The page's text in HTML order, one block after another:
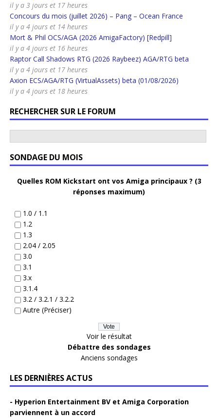
il y a 3 jours et 17 heures
Concours du mois (juillet 2026) – Pang – Ocean France
il y a 4 jours et 14 heures
Mort & Phil OCS/AGA (2026 AmigaFactory) [Redpill]
il y a 4 jours et 16 heures
Raptor Call Shadows RTG (2026 Raybeez) AGA/RTG beta
il y a 4 jours et 17 heures
Axion ECS/AGA/RTG (VirtualAssets) beta (01/08/2026)
il y a 4 jours et 18 heures
RECHERCHER SUR LE FORUM
SONDAGE DU MOIS
Quelles ROM Kickstart ont vos Amiga principaux ? (3
réponses maximum)
1.0 / 1.1
1.2
1.3
2.04 / 2.05
3.0
3.1
3.x
3.1.4
3.2 / 3.2.1 / 3.2.2
Autre (Préciser)
Voir le résultat
Débattre des sondages
Anciens sondages
LES DERNIÈRES ACTUS
Hyperion Entertainment BV et Amiga Corporation
parviennent à un accord